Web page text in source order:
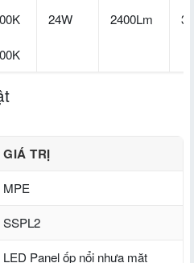
24W 2400Lm
GIÁ TRỊ
MPE
SSPL2
LED Panel ốp nổi nhựa mặt